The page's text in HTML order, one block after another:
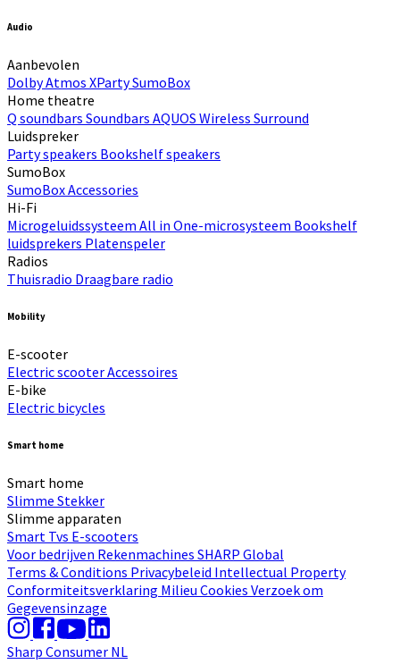
Audio
Aanbevolen
Dolby Atmos XPartySumoBox
Home theatre
Q soundbars Soundbars AQUOS Wireless Surround
Luidspreker
Party speakers Bookshelf speakers
SumoBox
SumoBoxAccessories
Hi-Fi​
Microgeluidssysteem All in One-microsysteem Bookshelf
luidsprekers Platenspeler
Radios
Thuisradio Draagbare radio
Mobility
E-scooter
Electric scooterAccessoires
E-bike
Electric bicycles
Smart home
Smart home
Slimme Stekker
Slimme apparaten
Smart Tvs E-scooters
Voor bedrijven Rekenmachines SHARP Global
Terms & Conditions Privacybeleid Intellectual Property
Conformiteitsverklaring Milieu Cookies Verzoek om
Gegevensinzage
Sharp Consumer NL